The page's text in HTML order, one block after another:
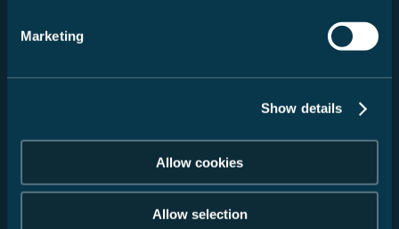
Marketing
Show details
Allow cookies
Allow selection